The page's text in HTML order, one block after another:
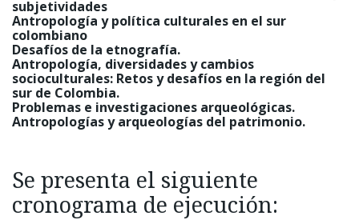
subjetividades
Antropología y política culturales en el sur
colombiano
Desafíos de la etnografía.
Antropología, diversidades y cambios
socioculturales: Retos y desafíos en la región del
sur de Colombia.
Problemas e investigaciones arqueológicas.
Antropologías y arqueologías del patrimonio.
Se presenta el siguiente
cronograma de ejecución: